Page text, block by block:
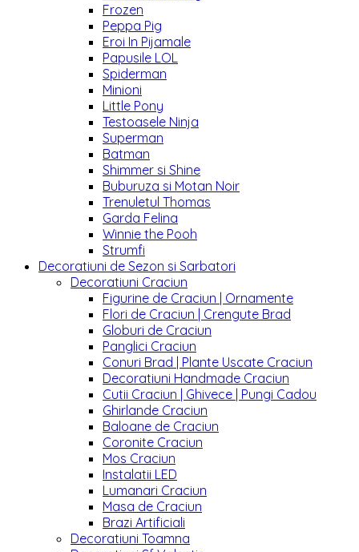
Frozen
Peppa Pig
Eroi In Pijamale
Papusile LOL
Spiderman
Minioni
Little Pony
Testoasele Ninja
Superman
Batman
Shimmer si Shine
Buburuza si Motan Noir
Trenuletul Thomas
Garda Felina
Winnie the Pooh
Strumfi
Decoratiuni de Sezon si Sarbatori
Decoratiuni Craciun
Figurine de Craciun | Ornamente
Flori de Craciun | Crengute Brad
Globuri de Craciun
Panglici Craciun
Conuri Brad | Plante Uscate Craciun
Decoratiuni Handmade Craciun
Cutii Craciun | Ghivece | Pungi Cadou
Ghirlande Craciun
Baloane de Craciun
Coronite Craciun
Mos Craciun
Instalatii LED
Lumanari Craciun
Masa de Craciun
Brazi Artificiali
Decoratiuni Toamna